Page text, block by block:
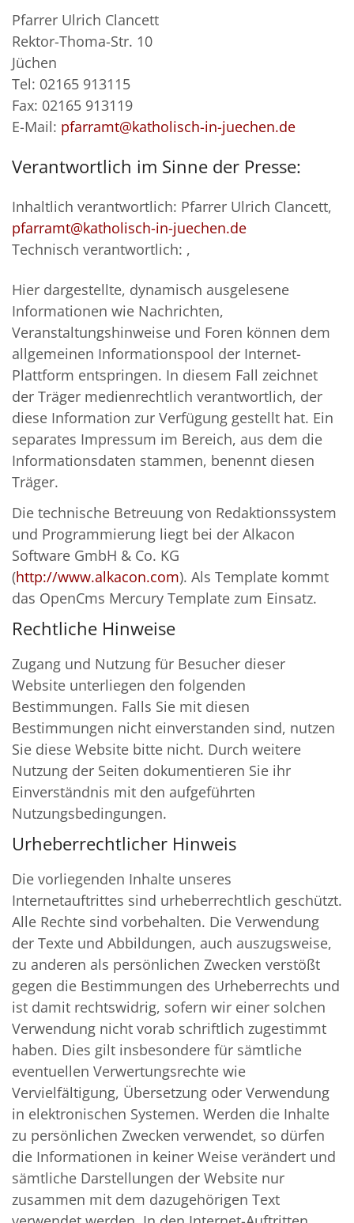
Pfarrer Ulrich Clancett
Rektor-Thoma-Str. 10
Jüchen
Tel: 02165 913115
Fax: 02165 913119
E-Mail: pfarramt@katholisch-in-juechen.de
Verantwortlich im Sinne der Presse:
Inhaltlich verantwortlich: Pfarrer Ulrich Clancett,
pfarramt@katholisch-in-juechen.de
Technisch verantwortlich: ,
Hier dargestellte, dynamisch ausgelesene
Informationen wie Nachrichten,
Veranstaltungshinweise und Foren können dem
allgemeinen Informationspool der Internet-
Plattform entspringen. In diesem Fall zeichnet
der Träger medienrechtlich verantwortlich, der
diese Information zur Verfügung gestellt hat. Ein
separates Impressum im Bereich, aus dem die
Informationsdaten stammen, benennt diesen
Träger.
Die technische Betreuung von Redaktionssystem
und Programmierung liegt bei der Alkacon
Software GmbH & Co. KG
(http://www.alkacon.com). Als Template kommt
das OpenCms Mercury Template zum Einsatz.
Rechtliche Hinweise
Zugang und Nutzung für Besucher dieser
Website unterliegen den folgenden
Bestimmungen. Falls Sie mit diesen
Bestimmungen nicht einverstanden sind, nutzen
Sie diese Website bitte nicht. Durch weitere
Nutzung der Seiten dokumentieren Sie ihr
Einverständnis mit den aufgeführten
Nutzungsbedingungen.
Urheberrechtlicher Hinweis
Die vorliegenden Inhalte unseres
Internetauftrittes sind urheberrechtlich geschützt.
Alle Rechte sind vorbehalten. Die Verwendung
der Texte und Abbildungen, auch auszugsweise,
zu anderen als persönlichen Zwecken verstößt
gegen die Bestimmungen des Urheberrechts und
ist damit rechtswidrig, sofern wir einer solchen
Verwendung nicht vorab schriftlich zugestimmt
haben. Dies gilt insbesondere für sämtliche
eventuellen Verwertungsrechte wie
Vervielfältigung, Übersetzung oder Verwendung
in elektronischen Systemen. Werden die Inhalte
zu persönlichen Zwecken verwendet, so dürfen
die Informationen in keiner Weise verändert und
sämtliche Darstellungen der Website nur
zusammen mit dem dazugehörigen Text